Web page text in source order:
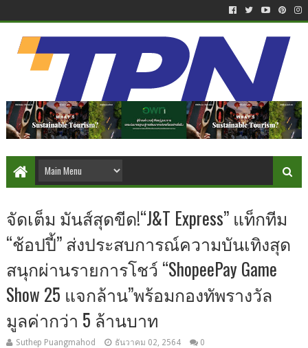
จัดเต็ม มันส์สุดขีด!“J&T Express” แท็กทีม
“ช้อปปี้” ส่งประสบการณ์ความบันเทิงสุด
สนุกผ่านรายการโชว์ “ShopeePay Game
Show 25 แจกล้าน”พร้อมกองทัพรางวัล
มูลค่ากว่า 5 ล้านบาท
Suthep Puangmahod ธันวาคม 02, 2564 0